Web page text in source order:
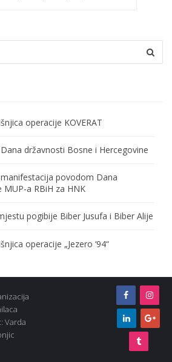
operacije KOVERAT
državnosti Bosne i Hercegovine
povodom Dana
a RBiH za HNK
pogibije Biber Jusufa i Biber Alije
operacije „Jezero ‘94“
Varda